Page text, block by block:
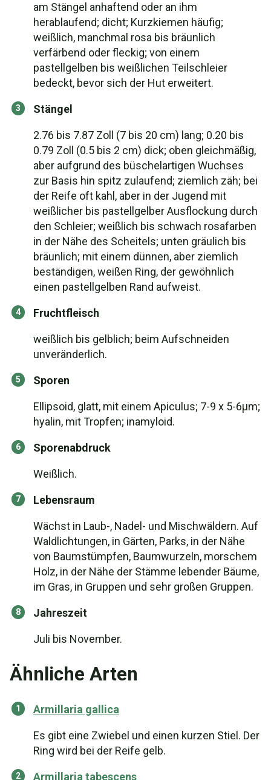
am Stängel anhaftend oder an ihm
herablaufend; dicht; Kurzkiemen häufig;
weißlich, manchmal rosa bis bräunlich
verfärbend oder fleckig; von einem
pastellgelben bis weißlichen Teilschleier
bedeckt, bevor sich der Hut erweitert.
Stängel
2.76 bis 7.87 Zoll (7 bis 20 cm) lang; 0.20 bis
0.79 Zoll (0.5 bis 2 cm) dick; oben gleichmäßig,
aber aufgrund des büschelartigen Wuchses
zur Basis hin spitz zulaufend; ziemlich zäh; bei
der Reife oft kahl, aber in der Jugend mit
weißlicher bis pastellgelber Ausflockung durch
den Schleier; weißlich bis schwach rosafarben
in der Nähe des Scheitels; unten gräulich bis
bräunlich; mit einem dünnen, aber ziemlich
beständigen, weißen Ring, der gewöhnlich
einen pastellgelben Rand aufweist.
Fruchtfleisch
weißlich bis gelblich; beim Aufschneiden
unveränderlich.
Sporen
Ellipsoid, glatt, mit einem Apiculus; 7-9 x 5-6μm;
hyalin, mit Tropfen; inamyloid.
Sporenabdruck
Weißlich.
Lebensraum
Wächst in Laub-, Nadel- und Mischwäldern. Auf
Waldlichtungen, in Gärten, Parks, in der Nähe
von Baumstümpfen, Baumwurzeln, morschem
Holz, in der Nähe der Stämme lebender Bäume,
im Gras, in Gruppen und sehr großen Gruppen.
Jahreszeit
Juli bis November.
Ähnliche Arten
Armillaria gallica
Es gibt eine Zwiebel und einen kurzen Stiel. Der
Ring wird bei der Reife gelb.
Armillaria tabescens